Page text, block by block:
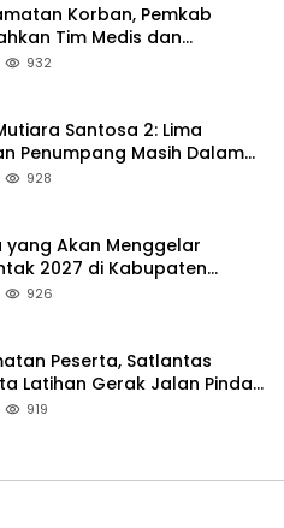
Korban, Pemkab
Tim Medis dan
Kalianget
932
Santosa 2: Lima
Penumpang Masih Dalam
928
yang Akan Menggelar
2027 di Kabupaten
926
Peserta, Satlantas
Latihan Gerak Jalan Pindah
919